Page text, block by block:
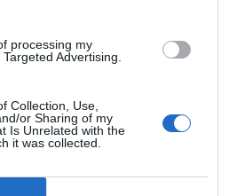
processing my
Advertising.
Collection, Use,
or Sharing of my
Is Unrelated with the
it was collected.